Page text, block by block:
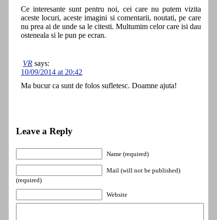
Ce interesante sunt pentru noi, cei care nu putem vizita
aceste locuri, aceste imagini si comentarii, noutati, pe care
nu prea ai de unde sa le citesti. Multumim celor care isi dau
osteneala si le pun pe ecran.
VR says:
10/09/2014 at 20:42
Ma bucur ca sunt de folos sufletesc. Doamne ajuta!
Leave a Reply
Name (required)
Mail (will not be published)
(required)
Website